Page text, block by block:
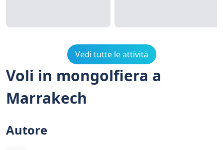
Vedi tutte le attività
Voli in mongolfiera a
Marrakech
Autore